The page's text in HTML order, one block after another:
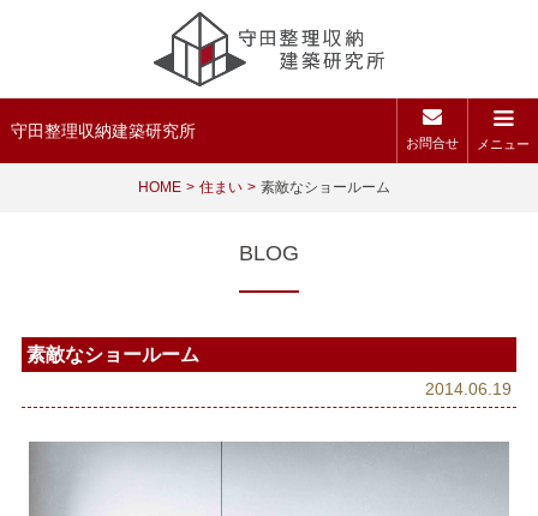
守田整理収納建築研究所
お問合せ メニュー
HOME 住まい 素敵なショールーム
BLOG
素敵なショールーム
2014.06.19